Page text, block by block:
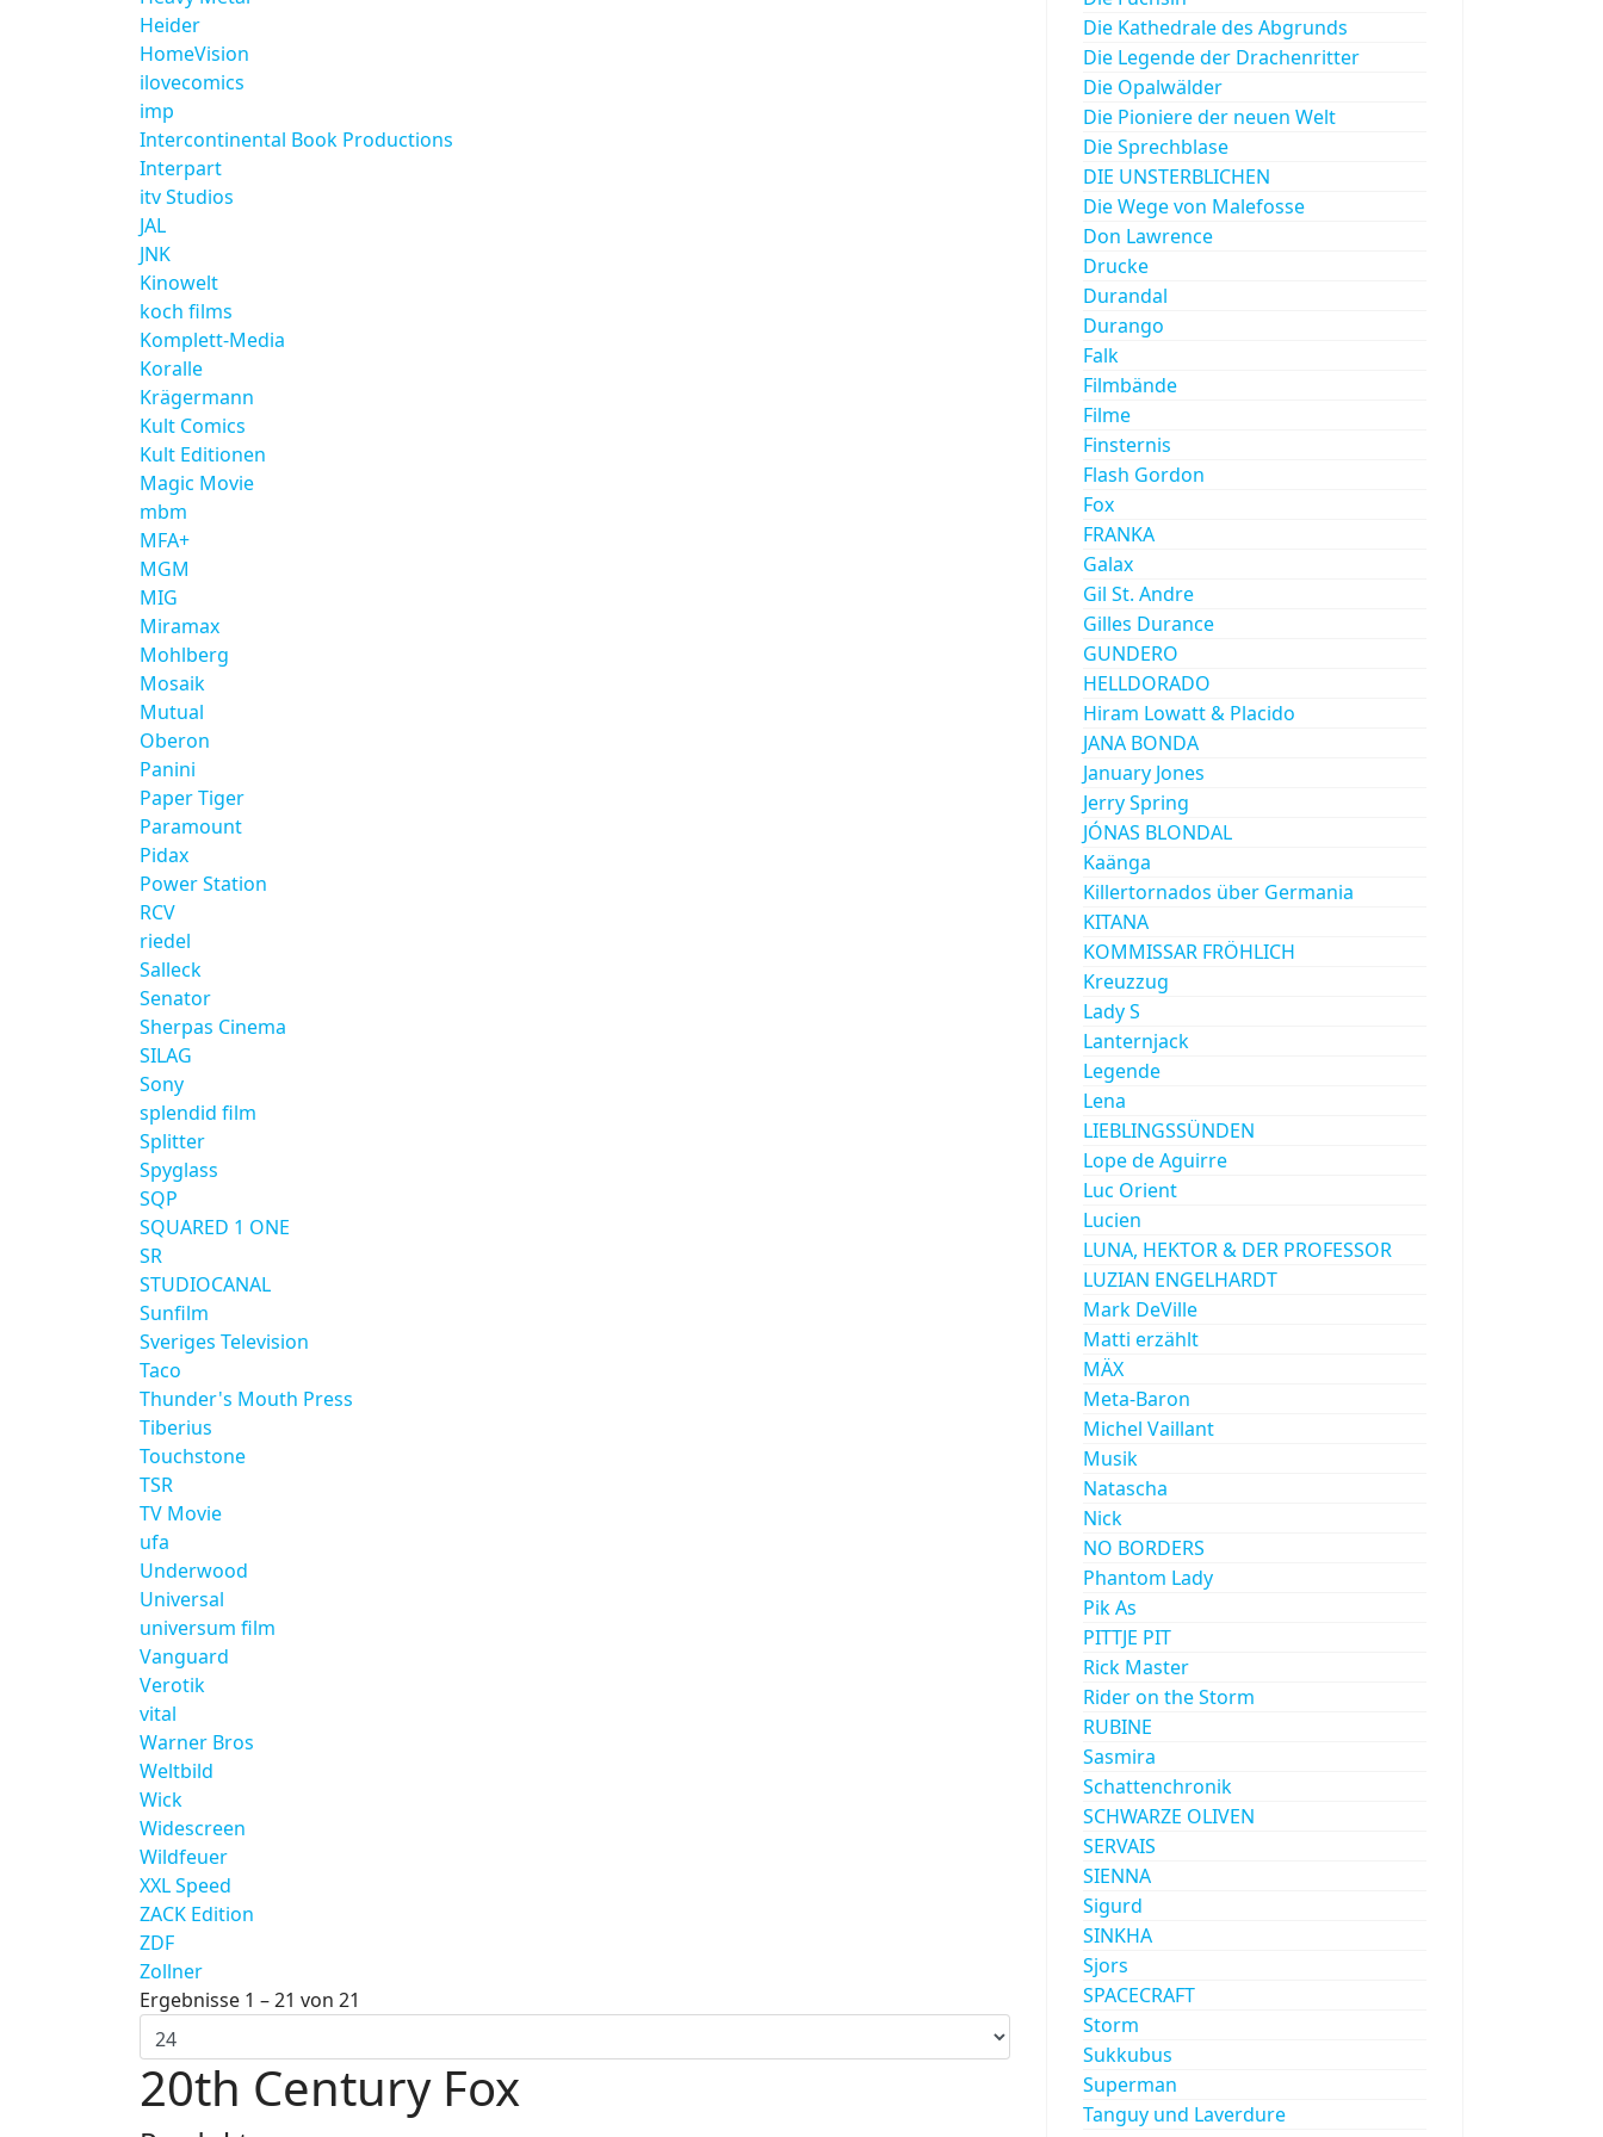
Heider
HomeVision
ilovecomics
imp
Intercontinental Book Productions
Interpart
itv Studios
JAL
JNK
Kinowelt
koch films
Komplett-Media
Koralle
Krägermann
Kult Comics
Kult Editionen
Magic Movie
mbm
MFA+
MGM
MIG
Miramax
Mohlberg
Mosaik
Mutual
Oberon
Panini
Paper Tiger
Paramount
Pidax
Power Station
RCV
riedel
Salleck
Senator
Sherpas Cinema
SILAG
Sony
splendid film
Splitter
Spyglass
SQP
SQUARED 1 ONE
SR
STUDIOCANAL
Sunfilm
Sveriges Television
Taco
Thunder's Mouth Press
Tiberius
Touchstone
TSR
TV Movie
ufa
Underwood
Universal
universum film
Vanguard
Verotik
vital
Warner Bros
Weltbild
Wick
Widescreen
Wildfeuer
XXL Speed
ZACK Edition
ZDF
Zollner
Ergebnisse 1 – 21 von 21
20th Century Fox
Die Kathedrale des Abgrunds
Die Legende der Drachenritter
Die Opalwälder
Die Pioniere der neuen Welt
Die Sprechblase
DIE UNSTERBLICHEN
Die Wege von Malefosse
Don Lawrence
Drucke
Durandal
Durango
Falk
Filmbände
Filme
Finsternis
Flash Gordon
Fox
FRANKA
Galax
Gil St. Andre
Gilles Durance
GUNDERO
HELLDORADO
Hiram Lowatt & Placido
JANA BONDA
January Jones
Jerry Spring
JÓNAS BLONDAL
Kaänga
Killertornados über Germania
KITANA
KOMMISSAR FRÖHLICH
Kreuzzug
Lady S
Lanternjack
Legende
Lena
LIEBLINGSSÜNDEN
Lope de Aguirre
Luc Orient
Lucien
LUNA, HEKTOR & DER PROFESSOR
LUZIAN ENGELHARDT
Mark DeVille
Matti erzählt
MÄX
Meta-Baron
Michel Vaillant
Musik
Natascha
Nick
NO BORDERS
Phantom Lady
Pik As
PITTJE PIT
Rick Master
Rider on the Storm
RUBINE
Sasmira
Schattenchronik
SCHWARZE OLIVEN
SERVAIS
SIENNA
Sigurd
SINKHA
Sjors
SPACECRAFT
Storm
Sukkubus
Superman
Tanguy und Laverdure